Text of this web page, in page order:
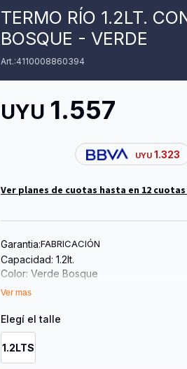
TERMO RÍO 1.2LT.
BOSQUE - VERDE
4110008860394
UYU 1.557
UYU 1.323
Ver planes de cuotas hasta en 12
Garantia:FABRICACIÓN
Capacidad: 1.2lt.
Color: Verde Bosque
Tapón Negro Sistema Con Botón
Ver mas
Elegí el talle
1.2LTS